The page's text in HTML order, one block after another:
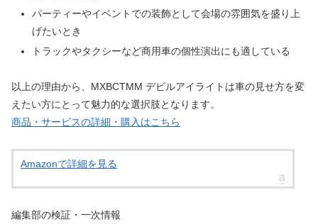
パーティーやイベントでの装飾として会場の雰囲気を盛り上
げたいとき
トラックやタクシーなど商用車の個性演出にも適している
以上の理由から、MXBCTMM デビルアイライトは車の見せ方を変
えたい方にとって魅力的な選択肢となります。
商品・サービスの詳細・購入はこちら
Amazonで詳細を見る
編集部の検証・一次情報